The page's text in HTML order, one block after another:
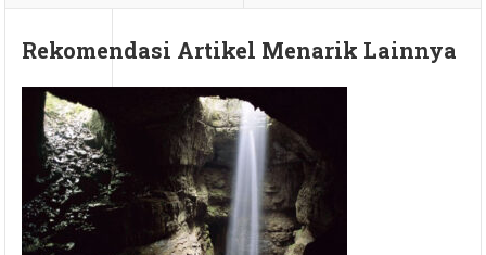
Rekomendasi Artikel Menarik Lainnya